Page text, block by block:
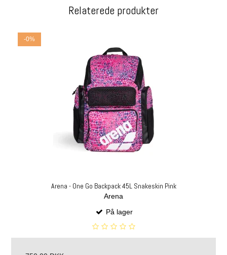
Relaterede produkter
-0%
Arena - One Go Backpack 45L Snakeskin Pink
Arena
På lager